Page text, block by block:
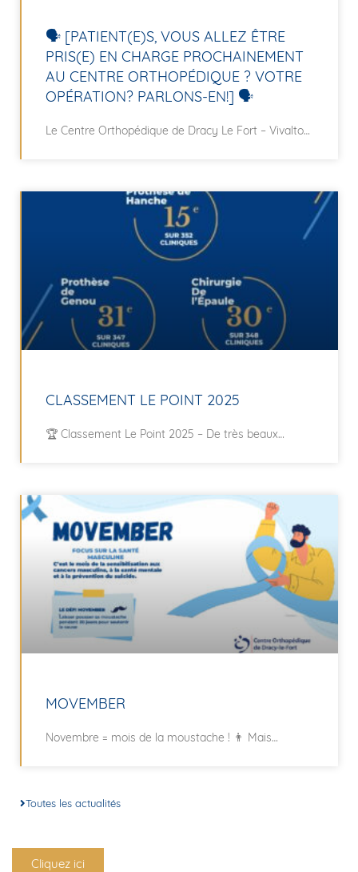
🗣️ [PATIENT(E)S, VOUS ALLEZ ÊTRE
PRIS(E) EN CHARGE PROCHAINEMENT
AU CENTRE ORTHOPÉDIQUE ? VOTRE
OPÉRATION? PARLONS-EN!] 🗣️
Le Centre Orthopédique de Dracy Le Fort – Vivalto
CLASSEMENT LE POINT 2025
🏆 Classement Le Point 2025 – De très beaux
MOVEMBER
Novembre = mois de la moustache ! 👨 Mais
Toutes les actualités
Cliquez ici